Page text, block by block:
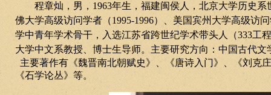
程章灿，男， 1963年生，福建闽侯人，北京大学历史系
佛大学高级访问学者（1995-1996）、美国宾州大学高级访
学中青年学术骨干，入选江苏省跨世纪学术带头人（333工
大学中文系教授、博士生导师。主要研究方向：中国古代
主要著作有《魏晋南北朝赋史》、《唐诗入门》、《刘克
《石学论丛》等。